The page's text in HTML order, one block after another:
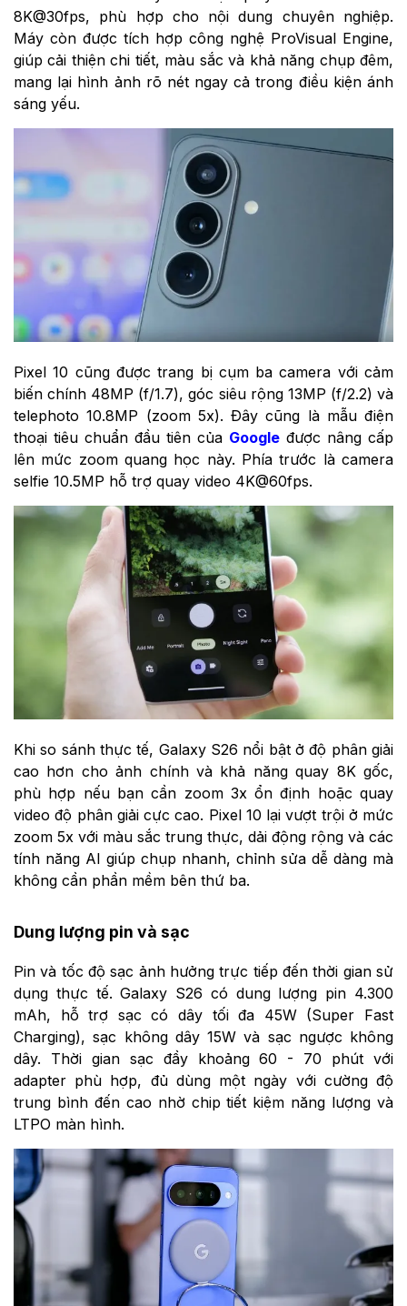
8K@30fps, phù hợp cho nội dung chuyên nghiệp.
Máy còn được tích hợp công nghệ ProVisual Engine,
giúp cải thiện chi tiết, màu sắc và khả năng chụp đêm,
mang lại hình ảnh rõ nét ngay cả trong điều kiện ánh
sáng yếu.
Pixel 10 cũng được trang bị cụm ba camera với cảm
biến chính 48MP (f/1.7), góc siêu rộng 13MP (f/2.2) và
telephoto 10.8MP (zoom 5x). Đây cũng là mẫu điện
thoại tiêu chuẩn đầu tiên của Google được nâng cấp
lên mức zoom quang học này. Phía trước là camera
selfie 10.5MP hỗ trợ quay video 4K@60fps.
Khi so sánh thực tế, Galaxy S26 nổi bật ở độ phân giải
cao hơn cho ảnh chính và khả năng quay 8K gốc,
phù hợp nếu bạn cần zoom 3x ổn định hoặc quay
video độ phân giải cực cao. Pixel 10 lại vượt trội ở mức
zoom 5x với màu sắc trung thực, dải động rộng và các
tính năng AI giúp chụp nhanh, chỉnh sửa dễ dàng mà
không cần phần mềm bên thứ ba.
Dung lượng pin và sạc
Pin và tốc độ sạc ảnh hưởng trực tiếp đến thời gian sử
dụng thực tế. Galaxy S26 có dung lượng pin 4.300
mAh, hỗ trợ sạc có dây tối đa 45W (Super Fast
Charging), sạc không dây 15W và sạc ngược không
dây. Thời gian sạc đầy khoảng 60 - 70 phút với
adapter phù hợp, đủ dùng một ngày với cường độ
trung bình đến cao nhờ chip tiết kiệm năng lượng và
LTPO màn hình.